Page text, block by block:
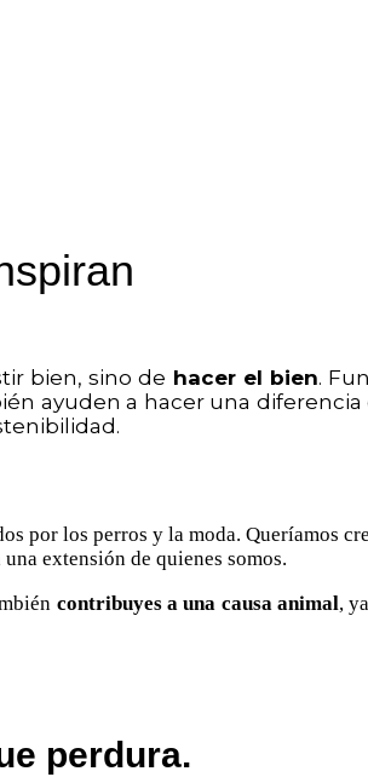
bien, sino de hacer el bien.
ayuden a hacer una
por los perros y la moda. Queríamos
extensión de quienes somos.
contribuyes a una causa animal,
perdura.